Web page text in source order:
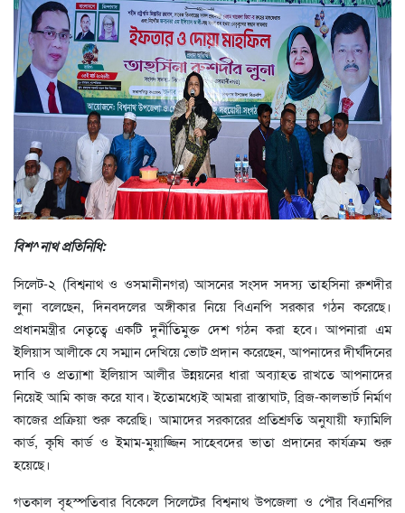
বিশ^নাথ প্রতিনিধি:
সিলেট-২ (বিশ্বনাথ ও ওসমানীনগর) আসনের সংসদ সদস্য তাহসিনা রুশদীর
লুনা বলেছেন, দিনবদলের অঙ্গীকার নিয়ে বিএনপি সরকার গঠন করেছে।
প্রধানমন্ত্রীর নেতৃত্বে একটি দুর্নীতিমুক্ত দেশ গঠন করা হবে। আপনারা এম
ইলিয়াস আলীকে যে সম্মান দেখিয়ে ভোট প্রদান করেছেন, আপনাদের দীর্ঘদিনের
দাবি ও প্রত্যাশা ইলিয়াস আলীর উন্নয়নের ধারা অব্যাহত রাখতে আপনাদের
নিয়েই আমি কাজ করে যাব। ইতোমধ্যেই আমরা রাস্তাঘাট, ব্রিজ-কালভার্ট নির্মাণ
কাজের প্রক্রিয়া শুরু করেছি। আমাদের সরকারের প্রতিশ্রুতি অনুযায়ী ফ্যামিলি
কার্ড, কৃষি কার্ড ও ইমাম-মুয়াজ্জিন সাহেবদের ভাতা প্রদানের কার্যক্রম শুরু
হয়েছে।
গতকাল বৃহস্পতিবার বিকেলে সিলেটের বিশ্বনাথ উপজেলা ও পৌর বিএনপির